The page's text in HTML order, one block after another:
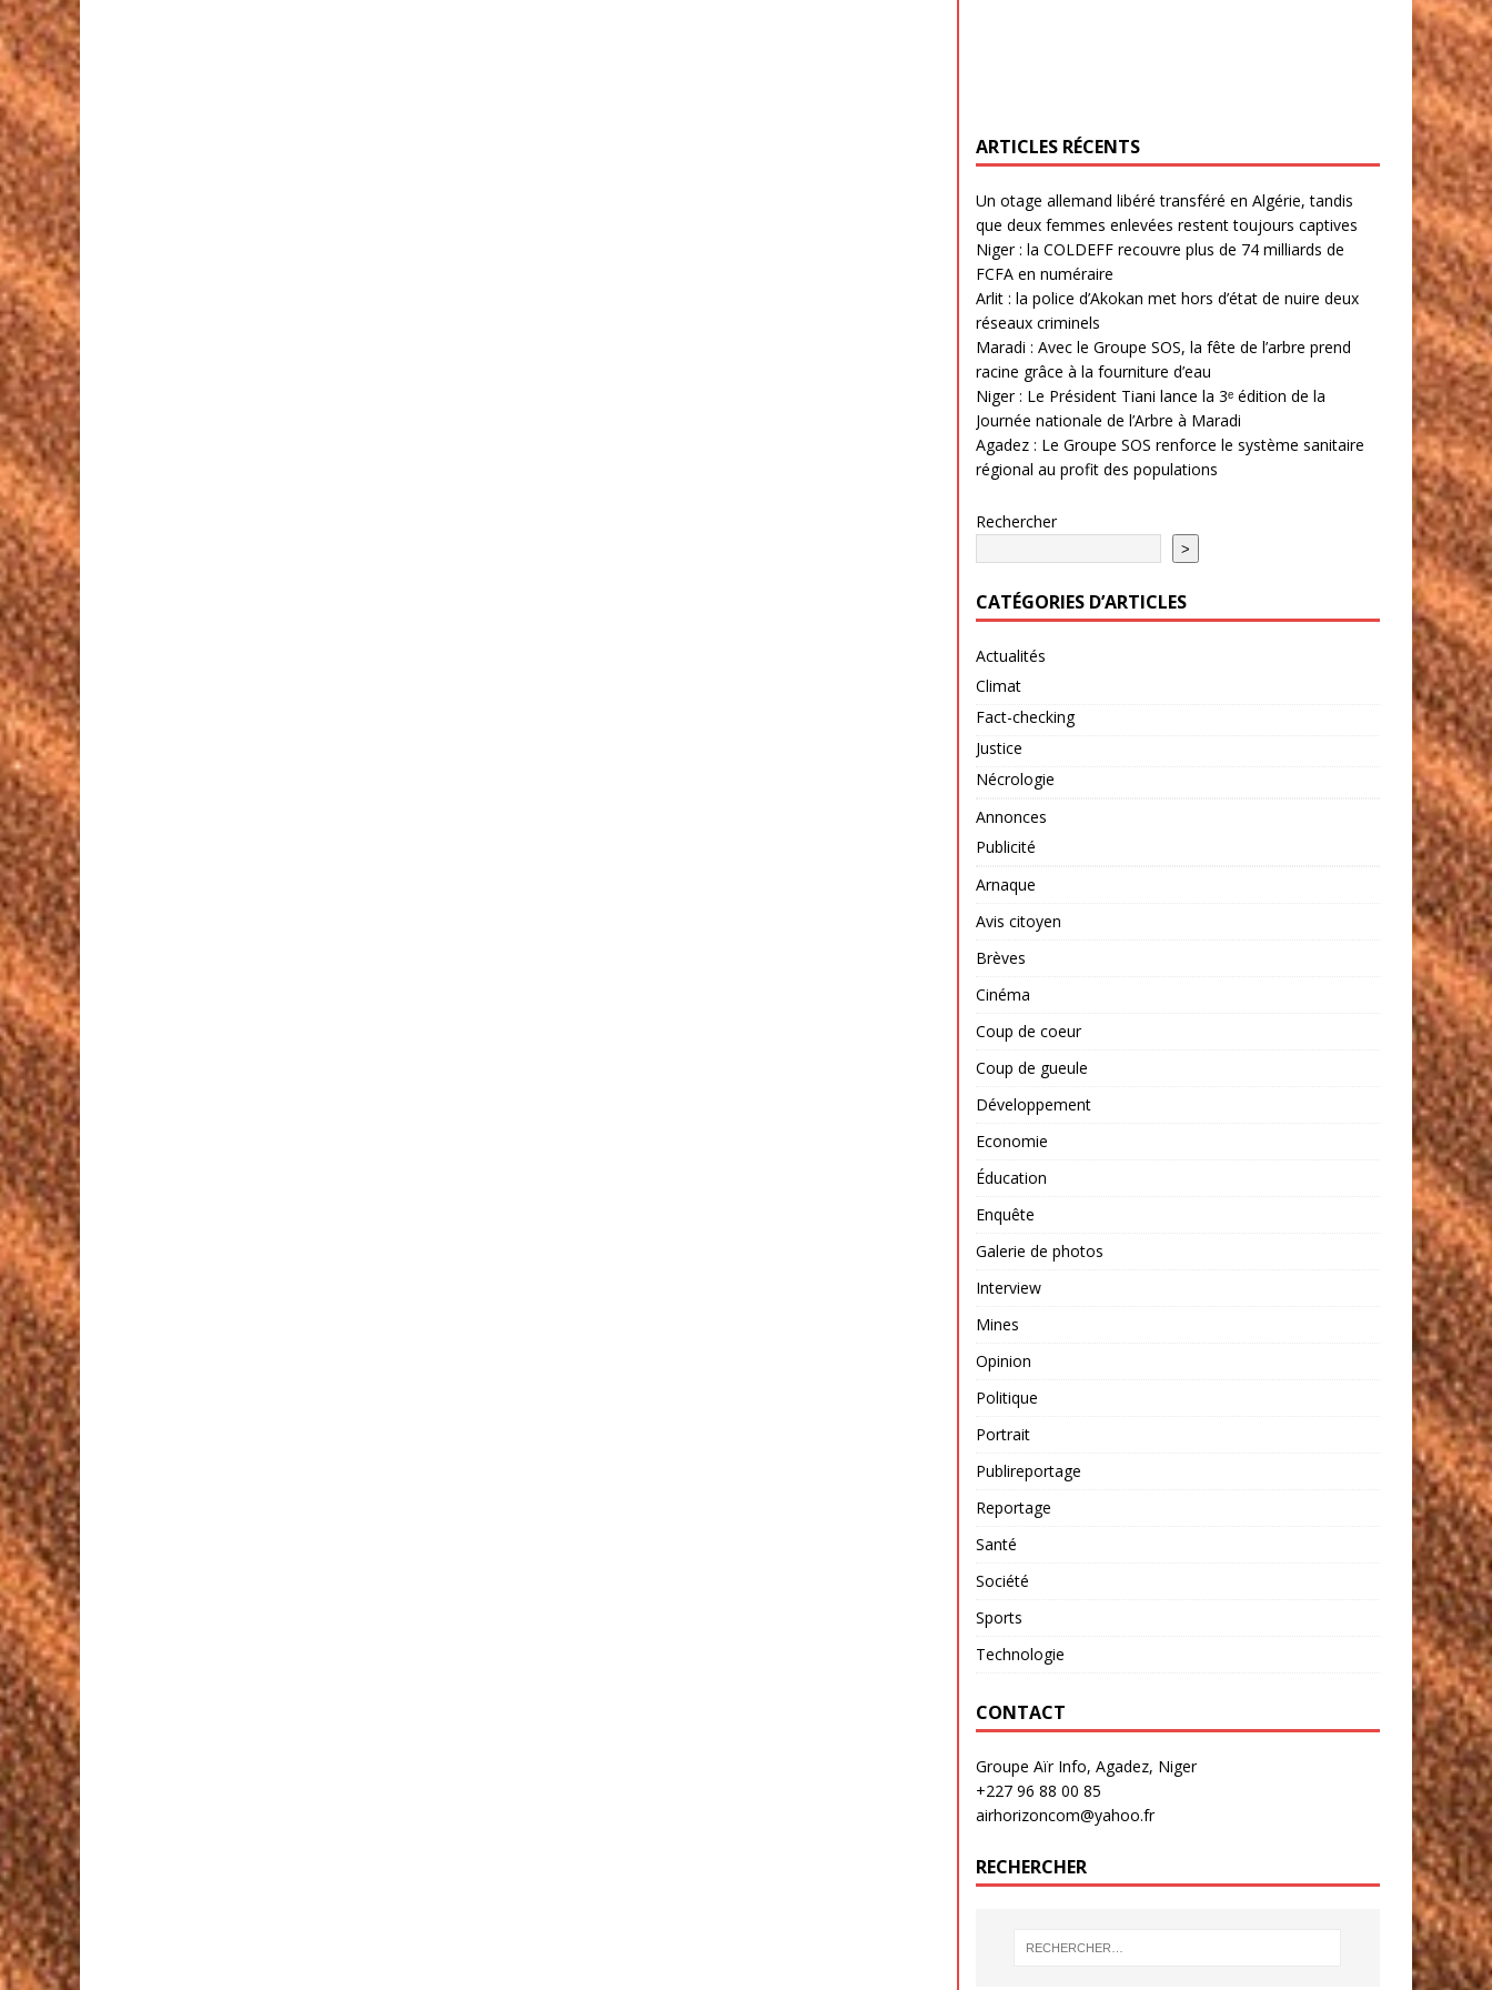
ARTICLES RÉCENTS
Un otage allemand libéré transféré en Algérie, tandis
que deux femmes enlevées restent toujours captives
Niger : la COLDEFF recouvre plus de 74 milliards de
FCFA en numéraire
Arlit : la police d’Akokan met hors d’état de nuire deux
réseaux criminels
Maradi : Avec le Groupe SOS, la fête de l’arbre prend
racine grâce à la fourniture d’eau
Niger : Le Président Tiani lance la 3ᵉ édition de la
Journée nationale de l’Arbre à Maradi
Agadez : Le Groupe SOS renforce le système sanitaire
régional au profit des populations
Rechercher
>
CATÉGORIES D’ARTICLES
Actualités
Climat
Fact-checking
Justice
Nécrologie
Annonces
Publicité
Arnaque
Avis citoyen
Brèves
Cinéma
Coup de coeur
Coup de gueule
Développement
Economie
Éducation
Enquête
Galerie de photos
Interview
Mines
Opinion
Politique
Portrait
Publireportage
Reportage
Santé
Société
Sports
Technologie
CONTACT
Groupe Aïr Info, Agadez, Niger
+227 96 88 00 85
airhorizoncom@yahoo.fr
RECHERCHER